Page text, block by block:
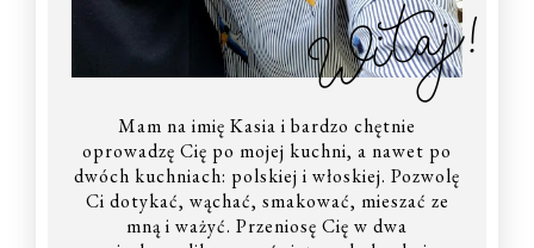
Witaj!
Mam na imię Kasia i bardzo chętnie
oprowadzę Cię po mojej kuchni, a nawet po
dwóch kuchniach: polskiej i włoskiej. Pozwolę
Ci dotykać, wąchać, smakować, mieszać ze
mną i ważyć. Przeniosę Cię w dwa